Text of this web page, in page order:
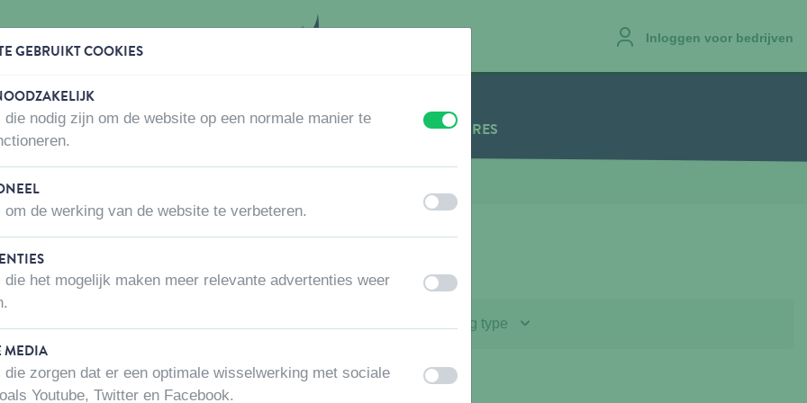
Inloggen voor bedrijven
WAAR KOPEN OVER ONS CONTACTEER ONS VACATURES
KAT DROOG
Voeding type
GEBRUIKT COOKIES
die nodig zijn om de website op een normale manier te
uitaan
om de werking van de website te verbeteren. uit aan
die het mogelijk maken meer relevante advertenties weer
uitaan
MEDIA
die zorgen dat er een optimale wisselwerking met sociale
Youtube, Twitter en Facebook.
uit aan